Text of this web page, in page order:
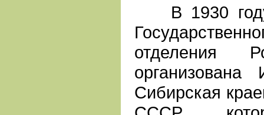
В 1930 году
отделения
организована
Сибирская